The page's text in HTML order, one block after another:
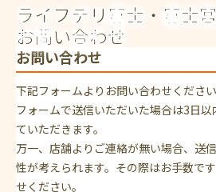
ライフデリ富士・富士
お問い合わせ
お問い合わせ
下記フォームよりお問い合わせください
フォームで送信いただいた場合は3日
ていただきます。
万一、店舗よりご連絡が無い場合、送
性が考えられます。その際はお手数で
せください。